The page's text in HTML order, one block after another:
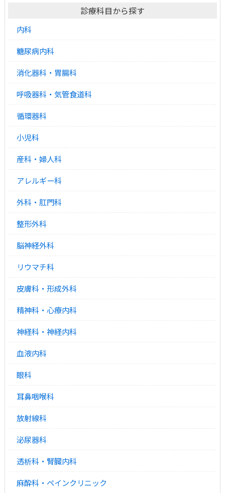
診療科目から探す
内科
糖尿病内科
消化器科・胃腸科
呼吸器科・気管食道科
循環器科
小児科
産科・婦人科
アレルギー科
外科・肛門科
整形外科
脳神経外科
リウマチ科
皮膚科・形成外科
精神科・心療内科
神経科・神経内科
血液内科
眼科
耳鼻咽喉科
放射線科
泌尿器科
透析科・腎臓内科
麻酔科・ペインクリニック